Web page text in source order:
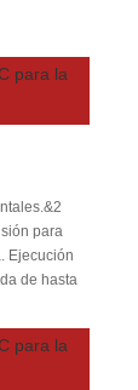
para
Ejecución
de hasta